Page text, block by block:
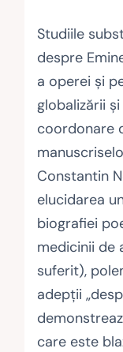
Studiile
despre
a operei şi
globalizării
coordonare
Constantin
elucidarea
biografiei
medicinii de
suferit),
adepţii
care este